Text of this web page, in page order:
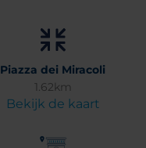
Piazza dei Miracoli
1.62km
Bekijk de kaart